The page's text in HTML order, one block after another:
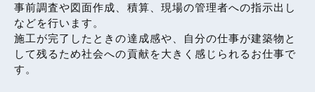
事前調査や図面作成、積算、現場の管理者への指示出し
などを行います。
施工が完了したときの達成感や、自分の仕事が建築物と
して残るため社会への貢献を大きく感じられるお仕事で
す。